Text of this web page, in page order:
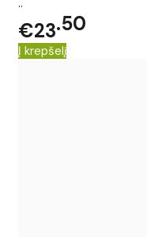
..
€23 50
Į krepšelį